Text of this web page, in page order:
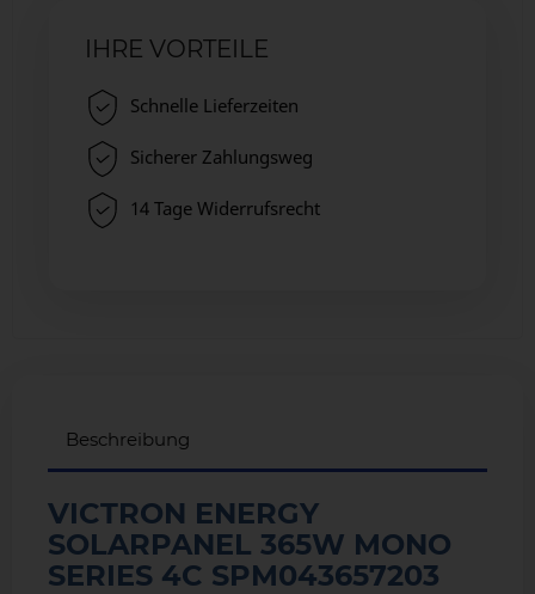
IHRE VORTEILE
Schnelle Lieferzeiten
Sicherer Zahlungsweg
14 Tage Widerrufsrecht
Beschreibung
VICTRON ENERGY
SOLARPANEL 365W MONO
SERIES 4C SPM043657203